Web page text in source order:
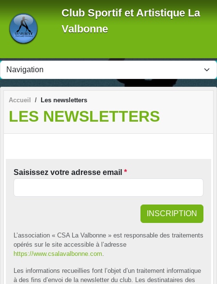
Club Sportif et Artistique La
Valbonne
Accueil Les newsletters
LES NEWSLETTERS
Saisissez votre adresse email *
INSCRIPTION
L’association « CSA La Valbonne » est responsable des traitements
opérés sur le site accessible à l’adresse
https://www.csalavalbonne.com
Les informations recueillies font l’objet d’un traitement informatique
à des fins d’envoi de la newsletter du club. Les destinataires des